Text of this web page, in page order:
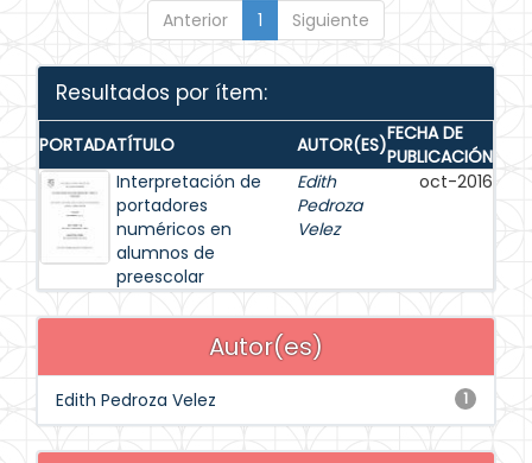
Anterior 1 Siguiente
Resultados por ítem:
PORTADATÍTULO AUTOR(ES)FECHA DE
PUBLICACIÓN
Interpretación de
portadores
numéricos en
alumnos de
preescolar
Edith
Pedroza
Velez
oct-2016
Autor(es)
1
Edith Pedroza Velez